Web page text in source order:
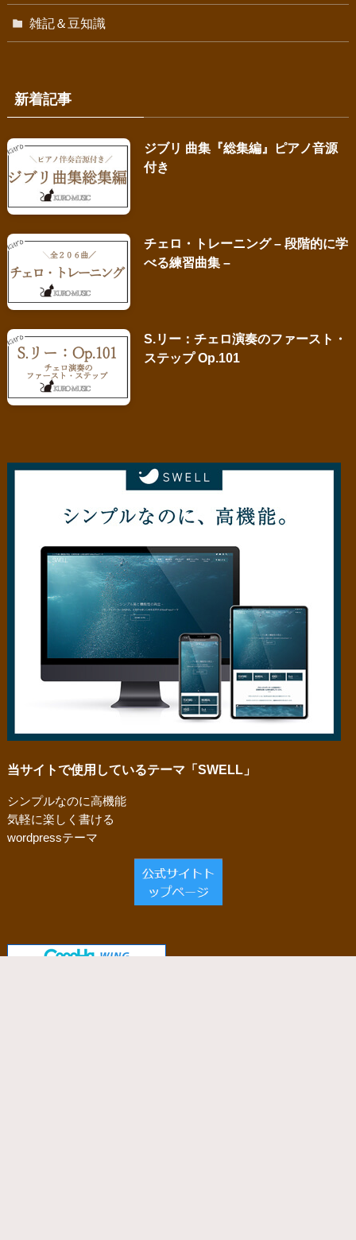
雑記＆豆知識
新着記事
ジブリ 曲集『総集編』ピアノ音源
付き
チェロ・トレーニング – 段階的に学
べる練習曲集 –
S.リー：チェロ演奏のファースト・
ステップ Op.101
当サイトで使用しているテーマ「SWELL」
シンプルなのに高機能
気軽に楽しく書ける
wordpressテーマ